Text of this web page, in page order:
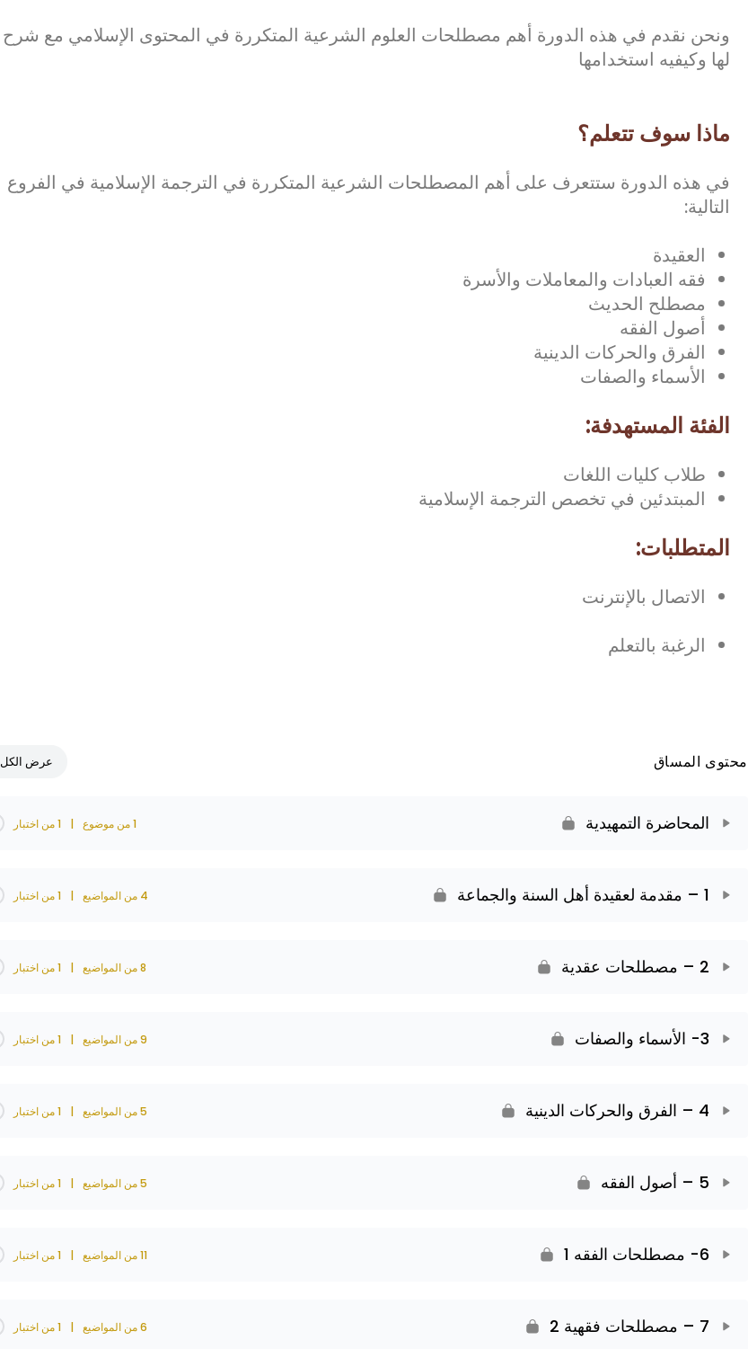
ونحن نقدم في هذه الدورة أهم مصطلحات العلوم الشرعية المتكررة في المحتوى الإسلامي مع شرح
لها وكيفيه استخدامها
ماذا سوف تتعلم؟
في هذه الدورة ستتعرف على أهم المصطلحات الشرعية المتكررة في الترجمة الإسلامية في الفروع
التالية:
العقيدة
فقه العبادات والمعاملات والأسرة
مصطلح الحديث
أصول الفقه
الفرق والحركات الدينية
الأسماء والصفات
الفئة المستهدفة:
طلاب كليات اللغات
المبتدئين في تخصص الترجمة الإسلامية
المتطلبات:
الاتصال بالإنترنت
الرغبة بالتعلم
محتوى المساق عرض الكل
المحاضرة التمهيدية 1 من موضوع | 1 من اختبار
1 – مقدمة لعقيدة أهل السنة والجماعة 4 من المواضيع | 1 من اختبار
2 – مصطلحات عقدية 8 من المواضيع | 1 من اختبار
3- الأسماء والصفات 9 من المواضيع | 1 من اختبار
4 – الفرق والحركات الدينية 5 من المواضيع | 1 من اختبار
5 – أصول الفقه 5 من المواضيع | 1 من اختبار
6- مصطلحات الفقه 1 11 من المواضيع | 1 من اختبار
7 – مصطلحات فقهية 2 6 من المواضيع | 1 من اختبار